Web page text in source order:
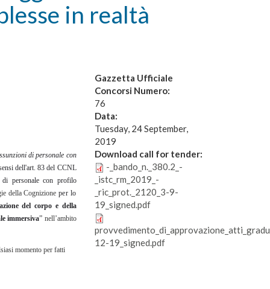
in realtà
nzioni di personale con
dell'art. 83 del CCNL
personale con profilo
della Cognizione per lo
del corpo e della
immersiva” nell’ambito
momento per fatti
Gazzetta Ufficiale
Concorsi Numero:
76
Data:
Tuesday, 24 September,
2019
Download call for tender:
-_bando_n._380.2_-
_istc_rm_2019_-
_ric_prot._2120_3-9-
19_signed.pdf
12-19_signed.pdf